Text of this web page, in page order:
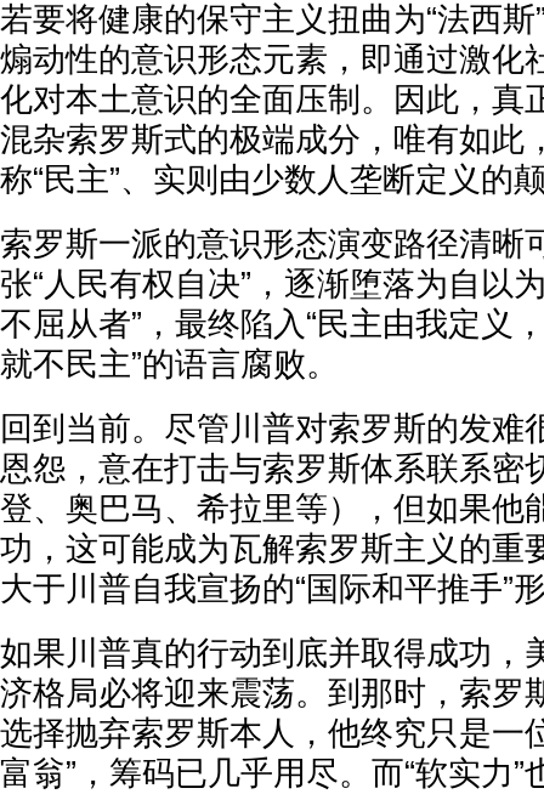
若要将健康的保守主义扭曲为“法西
煽动性的意识形态元素，即通过激化
化对本土意识的全面压制。因此，真
混杂索罗斯式的极端成分，唯有如此
称“民主”、实则由少数人垄断定义的
索罗斯一派的意识形态演变路径清晰
张“人民有权自决”，逐渐堕落为自以
不屈从者”，最终陷入“民主由我定义
就不民主”的语言腐败。
回到当前。尽管川普对索罗斯的发难
恩怨，意在打击与索罗斯体系联系密
登、奥巴马、希拉里等），但如果他
功，这可能成为瓦解索罗斯主义的重
大于川普自我宣扬的“国际和平推手”
如果川普真的行动到底并取得成功，
济格局必将迎来震荡。到那时，索罗
选择抛弃索罗斯本人，他终究只是一
富翁”，筹码已几乎用尽。而“软实力